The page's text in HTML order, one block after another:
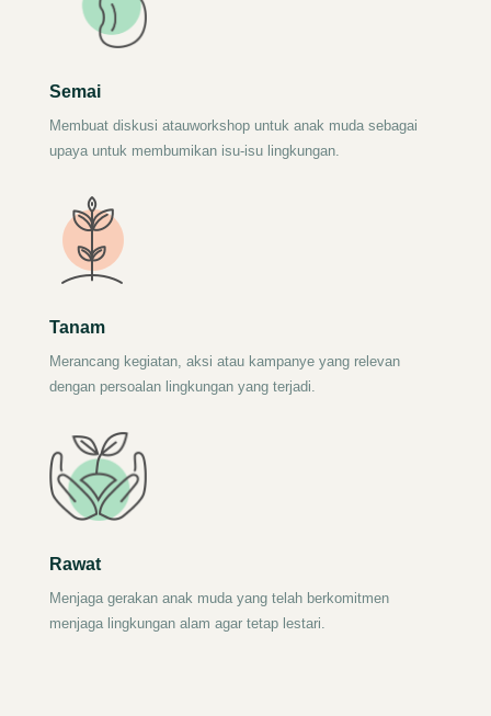
Semai
Membuat diskusi atauworkshop untuk anak muda sebagai
upaya untuk membumikan isu-isu lingkungan.
Tanam
Merancang kegiatan, aksi atau kampanye yang relevan
dengan persoalan lingkungan yang terjadi.
Rawat
Menjaga gerakan anak muda yang telah berkomitmen
menjaga lingkungan alam agar tetap lestari.